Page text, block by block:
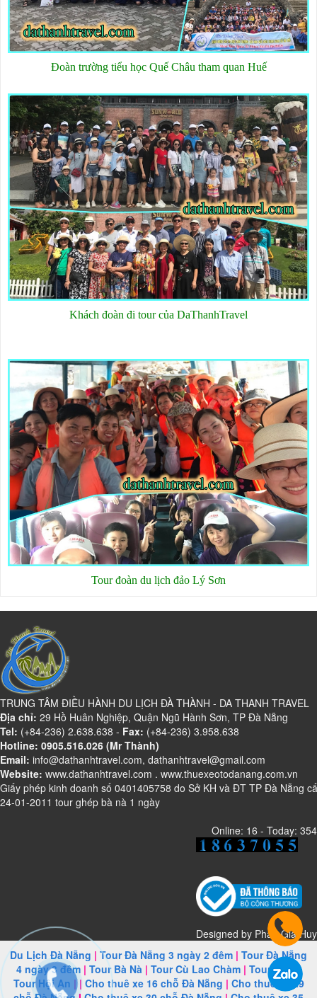
Đoàn trường tiểu học Quế Châu tham quan Huế
Khách đoàn đi tour của DaThanhTravel
Tour đoàn du lịch đảo Lý Sơn
TRUNG TÂM ĐIỀU HÀNH DU LỊCH ĐÀ THÀNH - DA THANH TRAVEL
Địa chỉ: 29 Hồ Huân Nghiệp, Quận Ngũ Hành Sơn, TP Đà Nẵng
Tel: (+84-236) 2.638.638 - Fax: (+84-236) 3.958.638
Hotline: 0905.516.026 (Mr Thành)
Email: info@dathanhtravel.com, dathanhtravel@gmail.com
Website: www.dathanhtravel.com . www.thuexeotodanang.com.vn
Giấy phép kinh doanh số 0401405758 do Sở KH và ĐT TP Đà Nẵng
24-01-2011 tour ghép bà nà 1 ngày
Online: 16 - Today: 354
Designed by Phan Gia Huy
Du Lịch Đà Nẵng | Tour Đà Nẵng 3 ngày 2 đêm | Tour Đà Nẵng
4 ngày 3 đêm| Tour Bà Nà| Tour Cù Lao Chàm| Tour Huế |
Tour Hội An | | Cho thuê xe 16 chỗ Đà Nẵng | Cho thuê xe 29